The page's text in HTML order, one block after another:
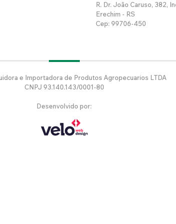
R. Dr. João Caruso, 382,
Erechim - RS
Cep: 99706-450
e Importadora de Produtos Agropecuarios LTDA
CNPJ 93.140.143/0001-80
Desenvolvido por: